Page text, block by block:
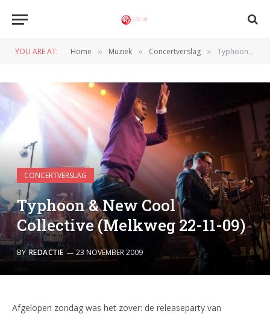
YOU ARE AT: Home » Muziek » Concertverslag » Typhoon & New Cool Collective (Melkweg 22-11-09)
CONCERTVERSLAG
Typhoon & New Cool
Collective (Melkweg 22-11-09)
BY REDACTIE 23 NOVEMBER 2009
Afgelopen zondag was het zover: de releaseparty van